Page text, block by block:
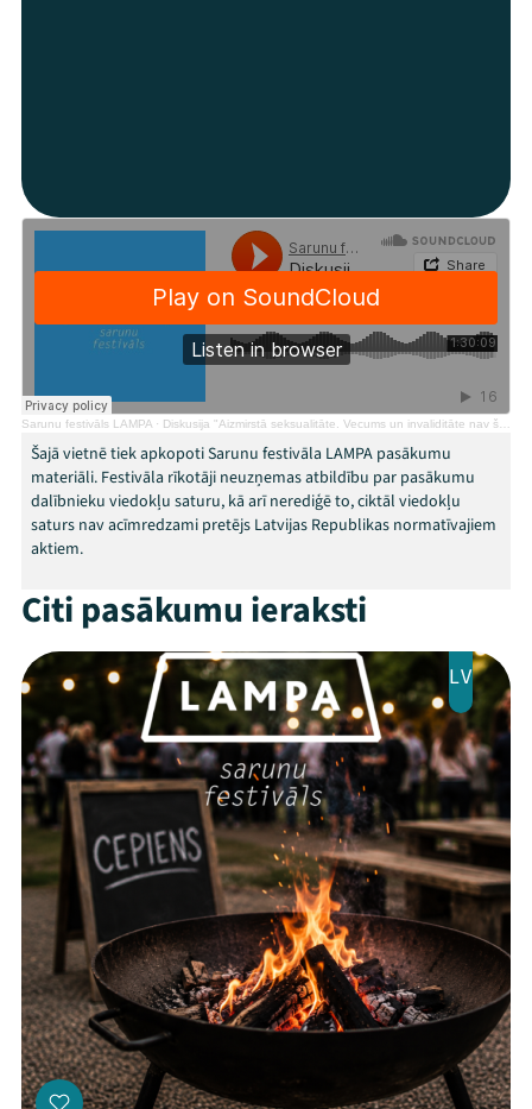
Arhīvs
Viņi bija LAMPĀ 2026
Jaunumi
Veikals
Kontakti
ThreadsFacebookYoutube
X Instagram
Flick TikTok
Sarunu festivāls LAMPA · Diskusija "Aizmirstā seksualitāte. Vecums un invaliditāte nav šķērslis."
Šajā vietnē tiek apkopoti Sarunu festivāla LAMPA pasākumu
materiāli. Festivāla rīkotāji neuzņemas atbildību par pasākumu
dalībnieku viedokļu saturu, kā arī nerediģē to, ciktāl viedokļu
saturs nav acīmredzami pretējs Latvijas Republikas normatīvajiem
aktiem.
Citi pasākumu ieraksti
LV